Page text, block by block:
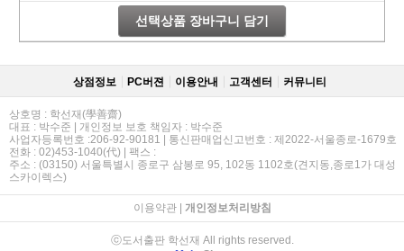
선택상품 장바구니 담기
상점정보 PC버젼 이용안내 고객센터 커뮤니티
상호명 : 학선재(學善齋)
대표 : 박수준 | 개인정보 보호 책임자 : 박수준
사업자등록번호 :206-92-90181 | 통신판매업신고번호 : 제2022-서울종로-1679호
전화 : 02)453-1040(代) | 팩스 :
주소 : (03150) 서울특별시 종로구 삼봉로 95, 102동 1102호(견지동,종로1가 대성
스카이렉스)
이용약관| 개인정보처리방침
ⓒ도서출판 학선재 All rights reserved.